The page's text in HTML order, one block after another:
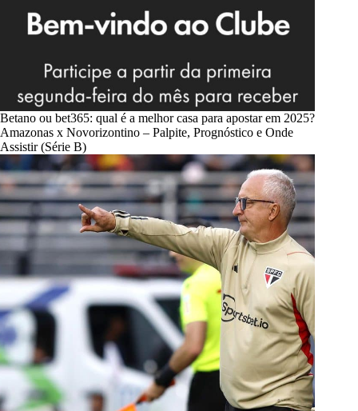
Betano ou bet365: qual é a melhor casa para apostar em 2025?
Amazonas x Novorizontino – Palpite, Prognóstico e Onde
Assistir (Série B)